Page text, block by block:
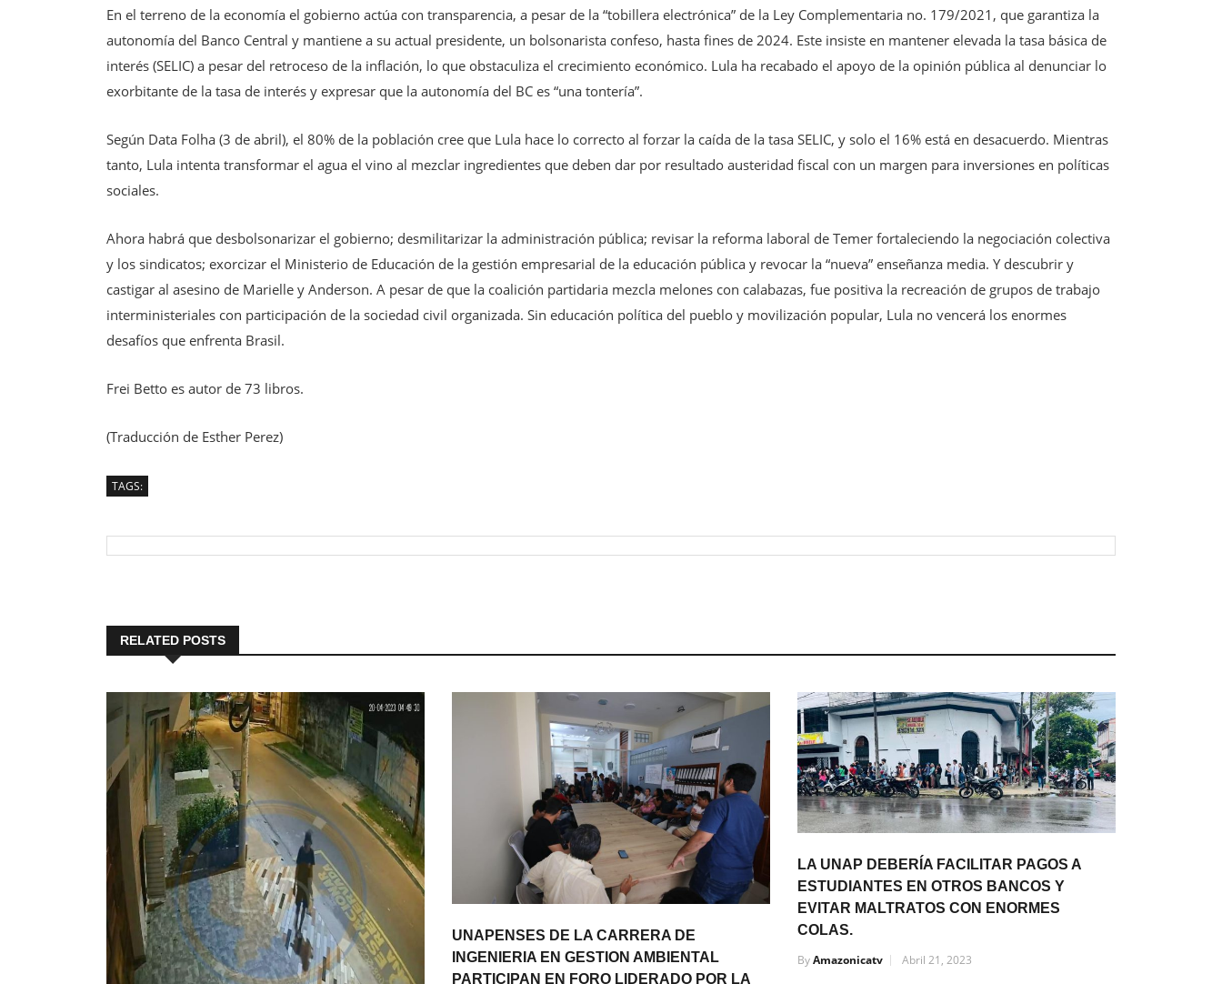
En el terreno de la economía el gobierno actúa con transparencia, a pesar de la “tobillera electrónica” de la Ley Complementaria no. 179/2021, que garantiza la
autonomía del Banco Central y mantiene a su actual presidente, un bolsonarista confeso, hasta fines de 2024. Este insiste en mantener elevada la tasa básica de
interés (SELIC) a pesar del retroceso de la inflación, lo que obstaculiza el crecimiento económico. Lula ha recabado el apoyo de la opinión pública al denunciar lo
exorbitante de la tasa de interés y expresar que la autonomía del BC es “una tontería”.
Según Data Folha (3 de abril), el 80% de la población cree que Lula hace lo correcto al forzar la caída de la tasa SELIC, y solo el 16% está en desacuerdo. Mientras
tanto, Lula intenta transformar el agua el vino al mezclar ingredientes que deben dar por resultado austeridad fiscal con un margen para inversiones en políticas
sociales.
Ahora habrá que desbolsonarizar el gobierno; desmilitarizar la administración pública; revisar la reforma laboral de Temer fortaleciendo la negociación colectiva
y los sindicatos; exorcizar el Ministerio de Educación de la gestión empresarial de la educación pública y revocar la “nueva” enseñanza media. Y descubrir y
castigar al asesino de Marielle y Anderson. A pesar de que la coalición partidaria mezcla melones con calabazas, fue positiva la recreación de grupos de trabajo
interministeriales con participación de la sociedad civil organizada. Sin educación política del pueblo y movilización popular, Lula no vencerá los enormes
desafíos que enfrenta Brasil.
Frei Betto es autor de 73 libros.
(Traducción de Esther Perez)
TAGS:
RELATED POSTS
UNAPENSES DE LA CARRERA DE
INGENIERIA EN GESTION AMBIENTAL
PARTICIPAN EN FORO LIDERADO POR LA
LA UNAP DEBERÍA FACILITAR PAGOS A
ESTUDIANTES EN OTROS BANCOS Y
EVITAR MALTRATOS CON ENORMES
COLAS.
ByAmazonicatv Abril 21, 2023